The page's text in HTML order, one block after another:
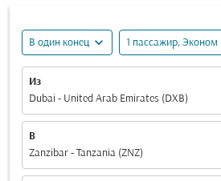
В один конец expand_more 1 пассажир, Эконом
Из
Dubai - United Arab Emirates (DXB)
В
Zanzibar - Tanzania (ZNZ)